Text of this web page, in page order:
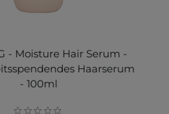
- Moisture Hair Serum -
Haarserum
- 100ml